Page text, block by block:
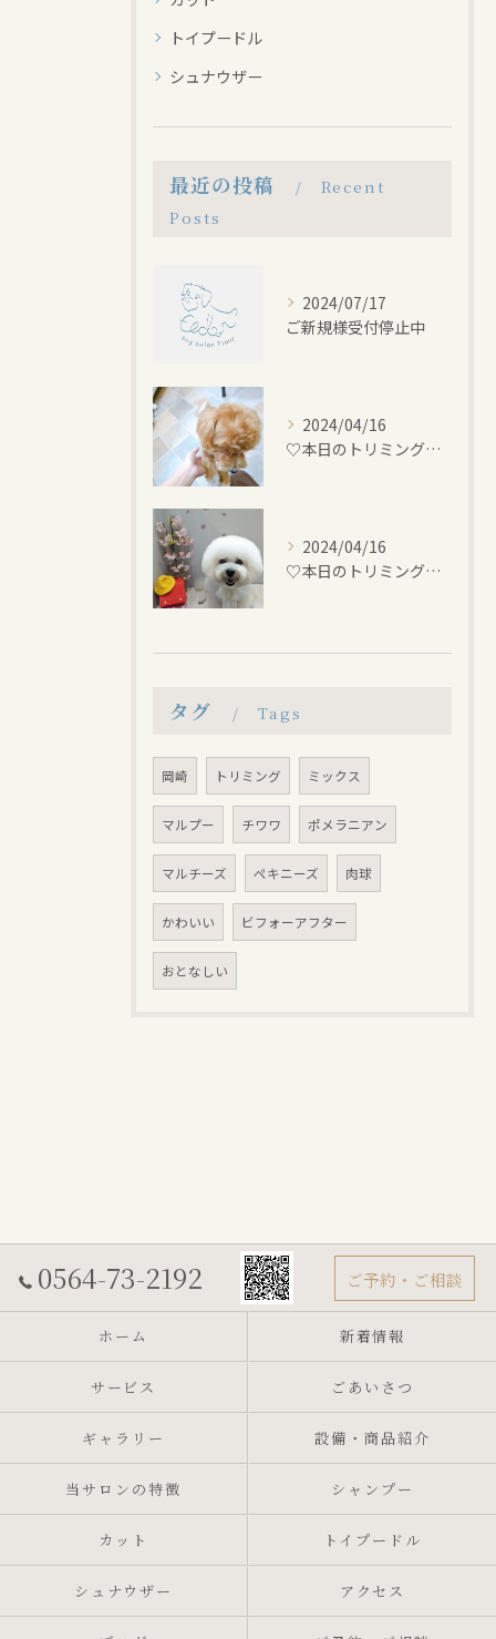
トイプードル
シュナウザー
最近の投稿
Recent
Posts
2024/07/17
ご新規様受付停止中
2024/04/16
♡本日のトリミング♡⁠~岡崎トリミングサロン~
2024/04/16
♡本日のトリミング♡⁠~岡崎トリミングサロン~
タグ Tags
岡崎 トリミング ミックス
マルプー チワワ ポメラニアン
マルチーズ ペキニーズ 肉球
かわいい ビフォーアフター
おとなしい
0564-73-2192 ご予約・ご相談
ホーム 新着情報
サービス ごあいさつ
ギャラリー 設備・商品紹介
当サロンの特徴 シャンプー
カット トイプードル
シュナウザー アクセス